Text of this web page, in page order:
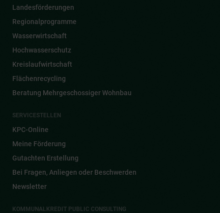
Landesförderungen
Regionalprogramme
Wasserwirtschaft
Hochwasserschutz
Kreislaufwirtschaft
Flächenrecycling
Beratung Mehrgeschossiger Wohnbau
SERVICESTELLEN
KPC-Online
Meine Förderung
Gutachten Erstellung
Bei Fragen, Anliegen oder Beschwerden
Newsletter
KOMMUNALKREDIT PUBLIC CONSULTING